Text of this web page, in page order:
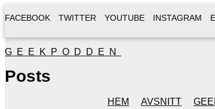
FACEBOOK TWITTER YOUTUBE INSTAGRAM
GEEKPODDEN
HEM AVSNITT
Posts